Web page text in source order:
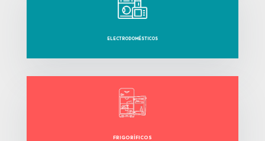
ELECTRODOMÉSTICOS
FRIGORÍFICOS